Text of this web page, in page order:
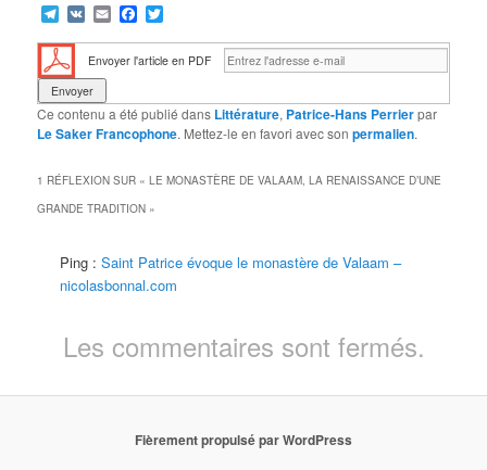
Telegram
VK EmailFacebook
Envoyer l'article en PDF
Ce contenu a été publié dans Littérature, Patrice-Hans Perrierpar
Le Saker Francophone. Mettez-le en favori avec sonpermalien.
1 RÉFLEXION SUR «LE MONASTÈRE DE VALAAM, LA RENAISSANCE D’UNE
GRANDE TRADITION »
Ping :Saint Patrice évoque le monastère de Valaam –
nicolasbonnal.com
Les commentaires sont fermés.
Fièrement propulsé par WordPress